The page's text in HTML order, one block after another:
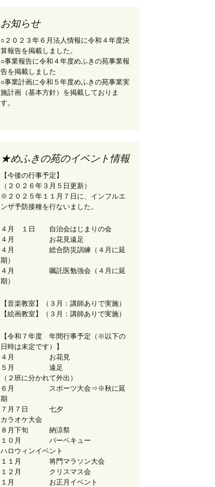
お知らせ
○２０２３年６月法人情報に令和４年度決
算報告を掲載しました。
○事業報告に令和４年度めふきの苑事業報
告を掲載しました
○事業計画に令和５年度めふきの苑事業実
施計画（基本方針）を掲載しておりま
す。
★めふきの苑のイベント情報
【今後の行事予定】
（２０２６年３月５日更新）
※２０２５年１１月７日に、インフルエ
ンザ予防接種を行ないました。
４月 １日 自治会はじまりの会
４月 お花見遠足
４月 総合防災訓練（４月に延
期）
４月 嘱託医勉強会（４月に延
期）
【音楽教室】（３月：講師ありで実施）
【絵画教室】（３月：講師ありで実施）
【令和７年度 年間行事予定（※以下の
日時は未定です）】
４月 お花見
５月 遠足
（２班に分かれて外出）
６月 スポーツ大会⇒※秋に延
期
７月７日 七夕
カラオケ大会
８月下旬 納涼祭
１０月 バーベキュー
ハロウィンイベント
１１月 将門マラソン大会
１２月 クリスマス会
１月 お正月イベント